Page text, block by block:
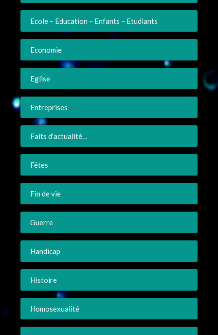
Ecole – Education – Enfants – Etudiants
Economie
Eglise
Entreprises
Faits d'actualité…
Fêtes
Fin de vie
Guerre
Handicap
Histoire
Homosexualité